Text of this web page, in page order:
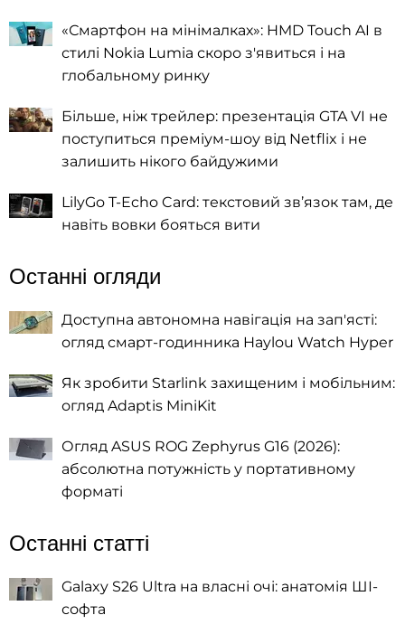
«Смартфон на мінімалках»: HMD Touch AI в
стилі Nokia Lumia скоро з'явиться і на
глобальному ринку
Більше, ніж трейлер: презентація GTA VI не
поступиться преміум-шоу від Netflix і не
залишить нікого байдужими
LilyGo T-Echo Card: текстовий зв’язок там, де
навіть вовки бояться вити
Останні огляди
Доступна автономна навігація на зап'ясті:
огляд смарт-годинника Haylou Watch Hyper
Як зробити Starlink захищеним і мобільним:
огляд Adaptis MiniKit
Огляд ASUS ROG Zephyrus G16 (2026):
абсолютна потужність у портативному
форматі
Останні статті
Galaxy S26 Ultra на власні очі: анатомія ШІ-
софта